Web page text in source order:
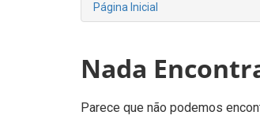
Página Inicial
Nada
Parece que não podemos